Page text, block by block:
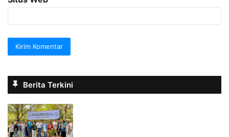
Berita Terkini